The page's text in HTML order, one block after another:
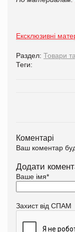
Ексклюзивні
Раздел: Товари
Теги:
Коментарі
Ваш коментар
Додати
Ваше імя*
Захист від СПАМ